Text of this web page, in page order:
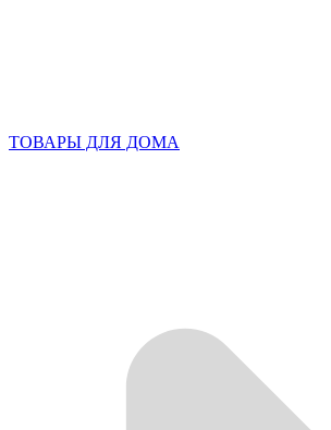
ТОВАРЫ ДЛЯ ДОМА